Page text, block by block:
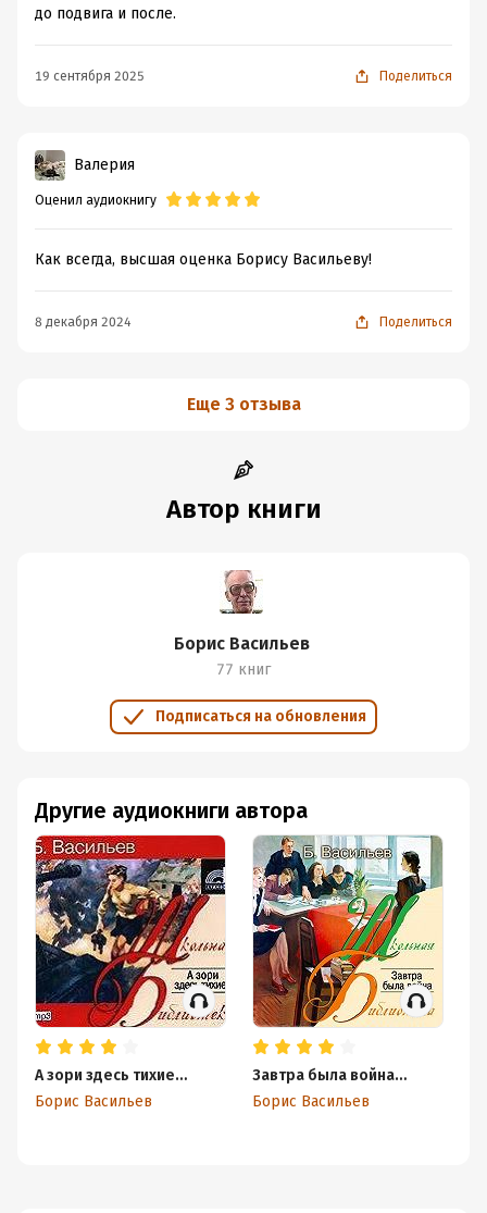
до подвига и после.
19 сентября 2025 Поделиться
Валерия
Оценил аудиокнигу
Как всегда, высшая оценка Борису Васильеву!
8 декабря 2024 Поделиться
Еще 3 отзыва
Автор книги
Борис Васильев
77 книг
Подписаться на обновления
Другие аудиокниги автора
А зори здесь тихие…
Борис Васильев
Завтра была война…
Борис Васильев